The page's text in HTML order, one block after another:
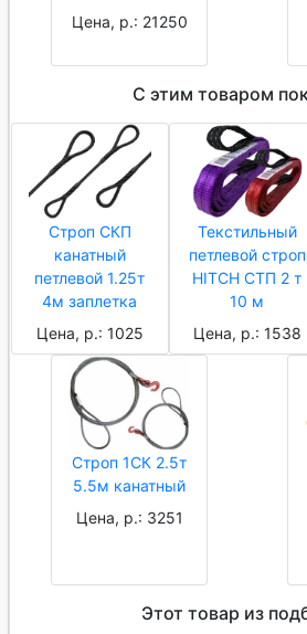
Цена, р.: 21250
С этим товаром
Строп СКП
канатный
петлевой 1.25т
4м заплетка
Цена, р.: 1025
Текстильный
петлевой строп
HITCH СТП 2 т
10 м
Цена, р.: 1538
Строп 1СК 2.5т
5.5м канатный
Цена, р.: 3251
Этот товар из